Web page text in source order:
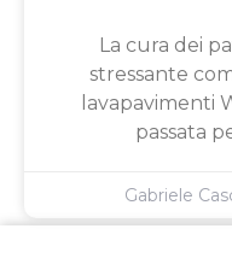
La cura dei
stressante
lavapavimenti
passata
Gabriele